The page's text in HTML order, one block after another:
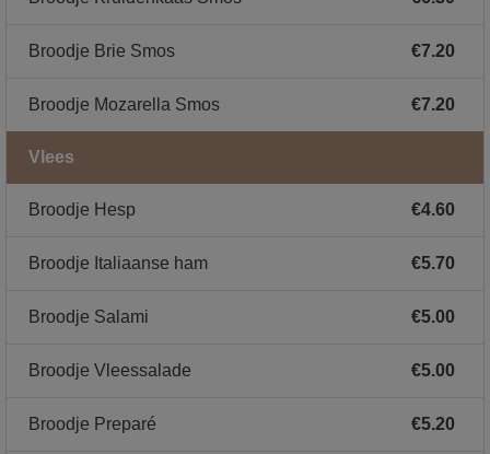
Broodje Brie Smos €7.20
Broodje Mozarella Smos €7.20
Vlees
Broodje Hesp €4.60
Broodje Italiaanse ham €5.70
Broodje Salami €5.00
Broodje Vleessalade €5.00
Broodje Preparé €5.20